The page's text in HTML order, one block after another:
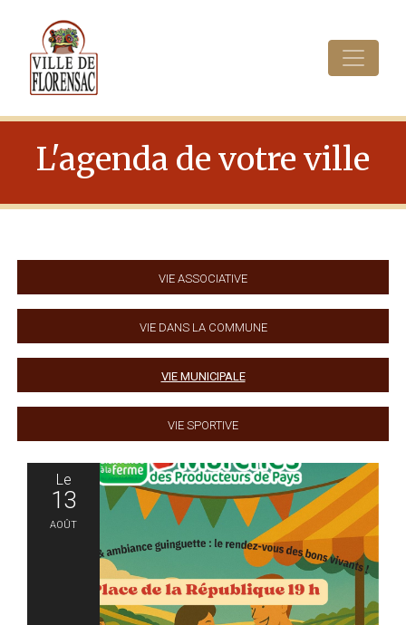
L'agenda de votre ville
Vie associative
Vie dans la commune
Vie municipale
Vie sportive
Le
13
Août